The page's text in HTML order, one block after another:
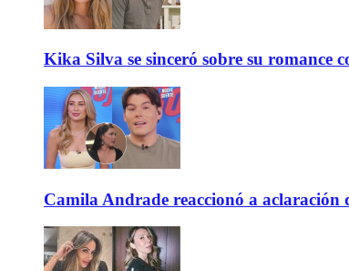
Kika Silva se sinceró sobre su romance
Camila Andrade reaccionó a